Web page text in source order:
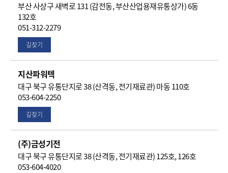
부산 사상구 새벽로 131 (감전동, 부산산업용재유통상가) 6동
132호
051-312-2279
길찾기
지산파워텍
대구 북구 유통단지로 38 (산격동, 전기재료관) 마동 110호
053-604-2250
길찾기
(주)금성기전
대구 북구 유통단지로 38 (산격동, 전기재료관) 125호, 126호
053-604-4020